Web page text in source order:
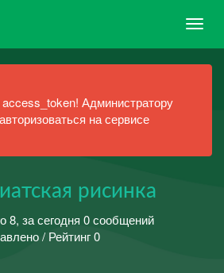
Администратору
на сервисе
рисинка
8, за сегодня 0 сообщений
/ Рейтинг 0